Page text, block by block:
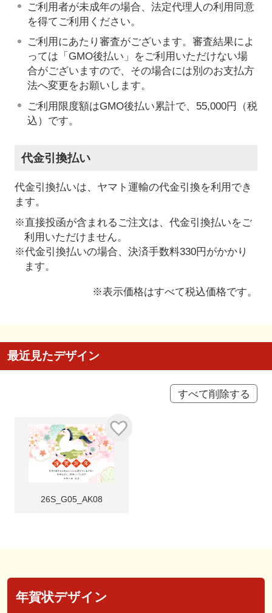
ご利用者が未成年の場合、法定代理人の利用同意
を得てご利用ください。
ご利用にあたり審査がございます。審査結果によ
っては「GMO後払い」をご利用いただけない場
合がございますので、その場合には別のお支払方
法へ変更をお願いします。
ご利用限度額はGMO後払い累計で、55,000円（税
込）です。
代金引換払い
代金引換払いは、ヤマト運輸の代金引換を利用でき
ます。
※直接投函が含まれるご注文は、代金引換払いをご
利用いただけません。
※代金引換払いの場合、決済手数料330円がかかり
ます。
※表示価格はすべて税込価格です。
最近見たデザイン
すべて削除する
26S_G05_AK08
年賀状デザイン